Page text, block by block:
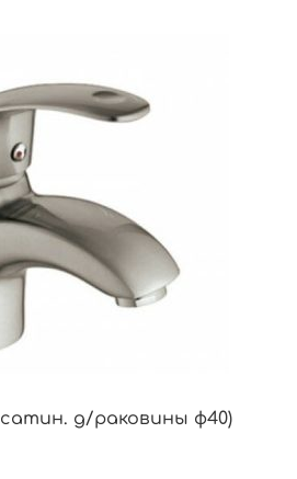
сатин. д/раковины ф40)